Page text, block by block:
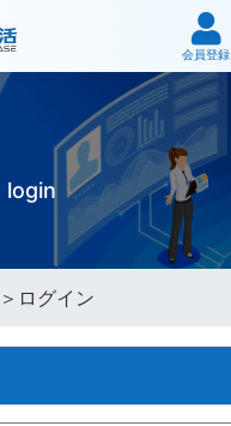
会員登録
login
＞ログイン